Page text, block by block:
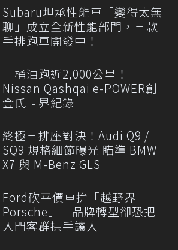
Subaru坦承性能車「變得太無
聊」成立全新性能部門，三款
手排跑車開發中！
一桶油跑近2,000公里！
Nissan Qashqai e-POWER創
金氏世界紀錄
終極三排座對決！Audi Q9 /
SQ9 規格細節曝光 瞄準 BMW
X7 與 M-Benz GLS
Ford砍平價車拚「越野界
Porsche」 品牌轉型卻恐把
入門客群拱手讓人